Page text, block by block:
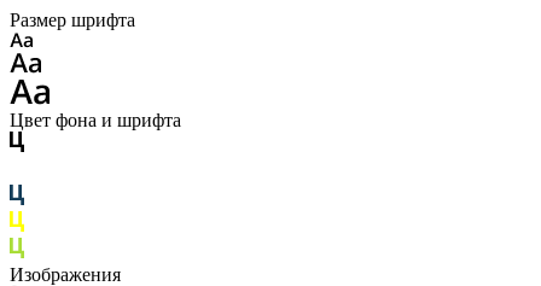
Размер шрифта
Цвет фона и шрифта
Изображения